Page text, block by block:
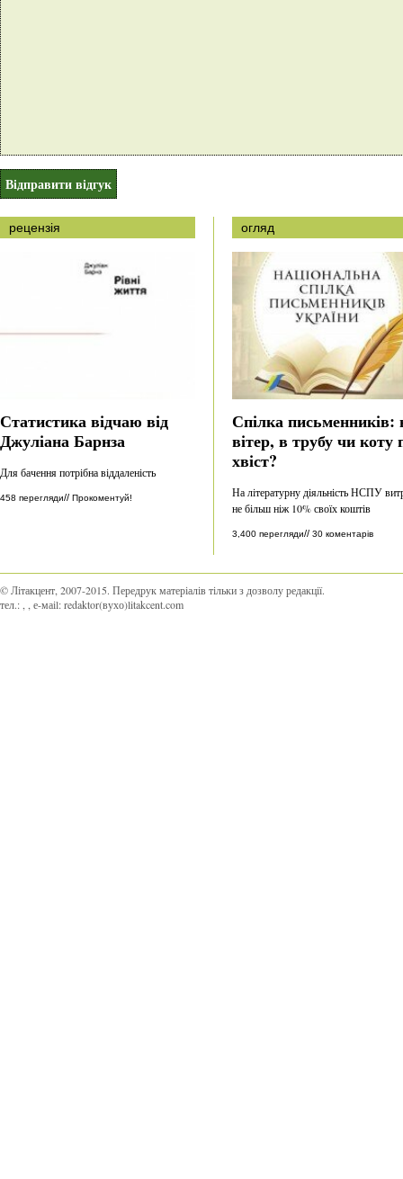
рецензія
Статистика відчаю від
Джуліана Барнза
Для бачення потрібна віддаленість
458 перегляди// Прокоментуй!
огляд
Спілка письменників:
вітер, в трубу чи коту
хвіст?
На літературну діяльність НСПУ
не більш ніж 10% своїх коштів
3,400 перегляди// 30 коментарів
© Літакцент, 2007-2015. Передрук матеріалів тільки з дозволу редакції.
тел.:
, е-маіl:redaktor(вухо)litakcent.com